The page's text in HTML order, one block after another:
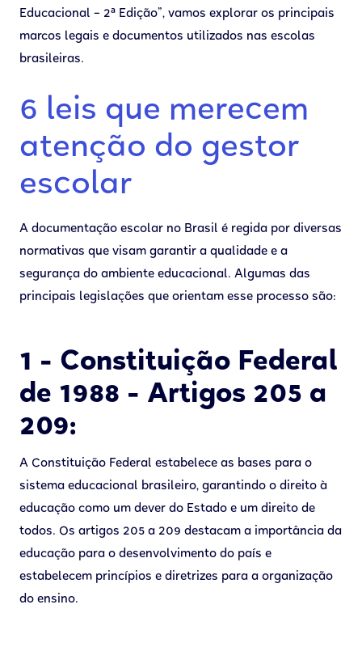
Educacional – 2ª Edição”, vamos explorar os principais
marcos legais e documentos utilizados nas escolas
brasileiras.
6 leis que merecem
atenção do gestor
escolar
A documentação escolar no Brasil é regida por diversas
normativas que visam garantir a qualidade e a
segurança do ambiente educacional. Algumas das
principais legislações que orientam esse processo são:
1 - Constituição Federal
de 1988 - Artigos 205 a
209:
A Constituição Federal estabelece as bases para o
sistema educacional brasileiro, garantindo o direito à
educação como um dever do Estado e um direito de
todos. Os artigos 205 a 209 destacam a importância da
educação para o desenvolvimento do país e
estabelecem princípios e diretrizes para a organização
do ensino.